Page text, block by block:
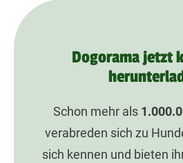
Dogorama jetzt
Schon mehr als
verabreden sich zu
sich kennen und bieten